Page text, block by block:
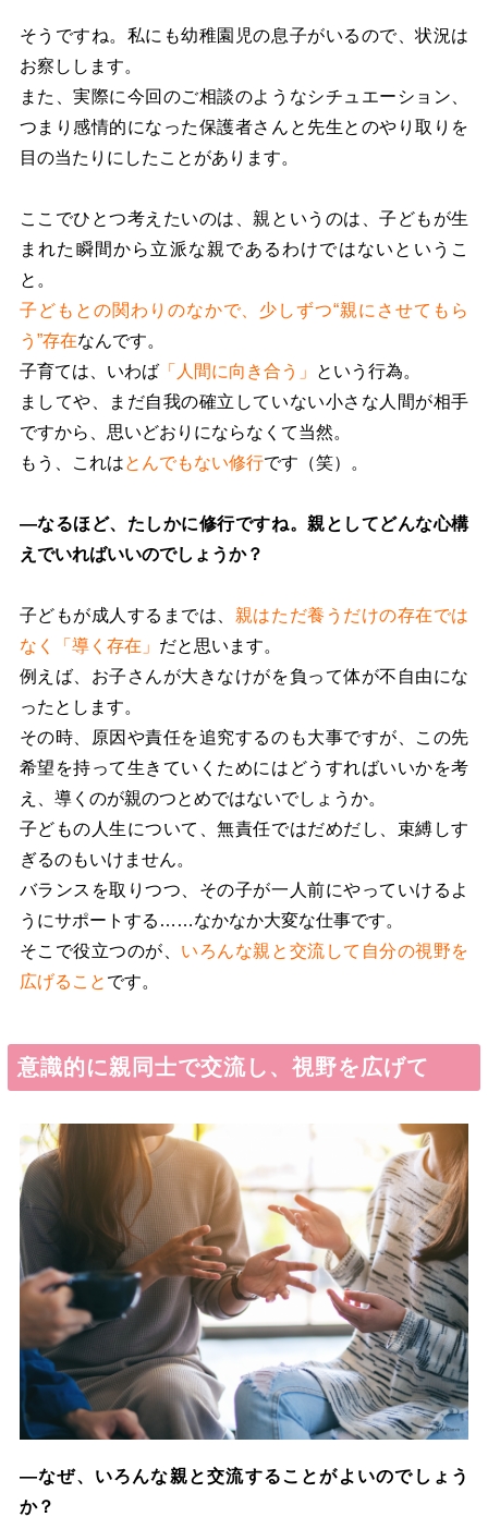
そうですね。私にも幼稚園児の息子がいるので、状況は
お察しします。
また、実際に今回のご相談のようなシチュエーション、
つまり感情的になった保護者さんと先生とのやり取りを
目の当たりにしたことがあります。
ここでひとつ考えたいのは、親というのは、子どもが生
まれた瞬間から立派な親であるわけではないというこ
と。
子どもとの関わりのなかで、少しずつ“親にさせてもら
う”存在なんです。
子育ては、いわば「人間に向き合う」
という行為。
ましてや、まだ自我の確立していない小さな人間が相手
ですから、思いどおりにならなくて当然。
もう、これはとんでもない修行です（笑）。
―なるほど、たしかに修行ですね。親としてどんな心構
えでいればいいのでしょうか？
子どもが成人するまでは、 親はただ養うだけの存在では
なく「導く存在」 だと思います。
例えば、お子さんが大きなけがを負って体が不自由にな
ったとします。
その時、原因や責任を追究するのも大事ですが、この先
希望を持って生きていくためにはどうすればいいかを考
え、導くのが親のつとめではないでしょうか。
子どもの人生について、無責任ではだめだし、束縛しす
ぎるのもいけません。
バランスを取りつつ、その子が一人前にやっていけるよ
うにサポートする……なかなか大変な仕事です。
そこで役立つのが、 いろんな親と交流して自分の視野を
広げること です。
意識的に親同士で交流し、視野を広げて
―なぜ、いろんな親と交流することがよいのでしょう
か？